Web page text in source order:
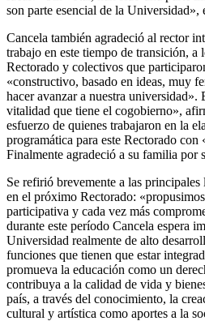
son parte esencial de la Universidad»,
Cancela también agradeció al rector
trabajo en este tiempo de transición, a
Rectorado y colectivos que
«constructivo, basado en ideas, muy
hacer avanzar a nuestra universidad».
vitalidad que tiene el cogobierno»,
esfuerzo de quienes trabajaron en la
programática para este Rectorado
Finalmente agradeció a su familia por
Se refirió brevemente a las principales
en el próximo Rectorado:
participativa y cada vez más
durante este período Cancela espera
Universidad realmente de alto
funciones que tienen que estar
promueva la educación como un
contribuya a la calidad de vida y
país, a través del conocimiento, la
cultural y artística como aportes a la